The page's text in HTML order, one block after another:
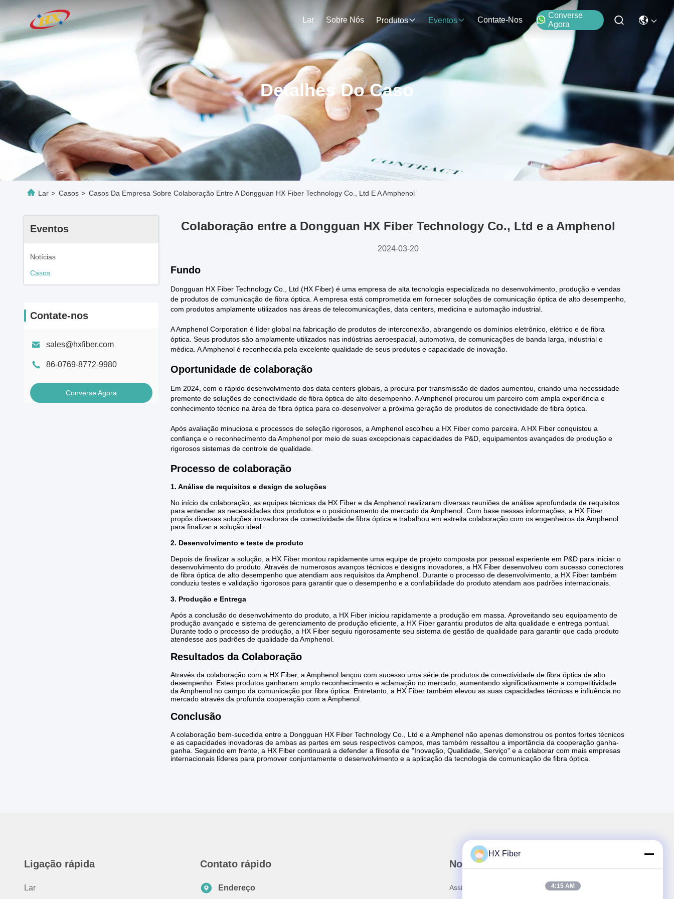
Lar Sobre Nós Produtos Eventos Contate-Nos
Converse
Agora
Detalhes Do Caso
Lar > Casos > Casos Da Empresa Sobre Colaboração Entre A Dongguan HX Fiber Technology Co., Ltd E A Amphenol
Eventos
Notícias
Casos
Contate-nos
sales@hxfiber.com
86-0769-8772-9980
Converse Agora
Colaboração entre a Dongguan HX Fiber Technology Co., Ltd e a Amphenol
2024-03-20
Fundo
Dongguan HX Fiber Technology Co., Ltd (HX Fiber) é uma empresa de alta tecnologia especializada no desenvolvimento, produção e vendas
de produtos de comunicação de fibra óptica. A empresa está comprometida em fornecer soluções de comunicação óptica de alto desempenho,
com produtos amplamente utilizados nas áreas de telecomunicações, data centers, medicina e automação industrial.
A Amphenol Corporation é líder global na fabricação de produtos de interconexão, abrangendo os domínios eletrônico, elétrico e de fibra
óptica. Seus produtos são amplamente utilizados nas indústrias aeroespacial, automotiva, de comunicações de banda larga, industrial e
médica. A Amphenol é reconhecida pela excelente qualidade de seus produtos e capacidade de inovação.
Oportunidade de colaboração
Em 2024, com o rápido desenvolvimento dos data centers globais, a procura por transmissão de dados aumentou, criando uma necessidade
premente de soluções de conectividade de fibra óptica de alto desempenho. A Amphenol procurou um parceiro com ampla experiência e
conhecimento técnico na área de fibra óptica para co-desenvolver a próxima geração de produtos de conectividade de fibra óptica.
Após avaliação minuciosa e processos de seleção rigorosos, a Amphenol escolheu a HX Fiber como parceira. A HX Fiber conquistou a
confiança e o reconhecimento da Amphenol por meio de suas excepcionais capacidades de P&D, equipamentos avançados de produção e
rigorosos sistemas de controle de qualidade.
Processo de colaboração
1. Análise de requisitos e design de soluções
No início da colaboração, as equipes técnicas da HX Fiber e da Amphenol realizaram diversas reuniões de análise aprofundada de requisitos
para entender as necessidades dos produtos e o posicionamento de mercado da Amphenol. Com base nessas informações, a HX Fiber
propôs diversas soluções inovadoras de conectividade de fibra óptica e trabalhou em estreita colaboração com os engenheiros da Amphenol
para finalizar a solução ideal.
2. Desenvolvimento e teste de produto
Depois de finalizar a solução, a HX Fiber montou rapidamente uma equipe de projeto composta por pessoal experiente em P&D para iniciar o
desenvolvimento do produto. Através de numerosos avanços técnicos e designs inovadores, a HX Fiber desenvolveu com sucesso conectores
de fibra óptica de alto desempenho que atendiam aos requisitos da Amphenol. Durante o processo de desenvolvimento, a HX Fiber também
conduziu testes e validação rigorosos para garantir que o desempenho e a confiabilidade do produto atendam aos padrões internacionais.
3. Produção e Entrega
Após a conclusão do desenvolvimento do produto, a HX Fiber iniciou rapidamente a produção em massa. Aproveitando seu equipamento de
produção avançado e sistema de gerenciamento de produção eficiente, a HX Fiber garantiu produtos de alta qualidade e entrega pontual.
Durante todo o processo de produção, a HX Fiber seguiu rigorosamente seu sistema de gestão de qualidade para garantir que cada produto
atendesse aos padrões de qualidade da Amphenol.
Resultados da Colaboração
Através da colaboração com a HX Fiber, a Amphenol lançou com sucesso uma série de produtos de conectividade de fibra óptica de alto
desempenho. Estes produtos ganharam amplo reconhecimento e aclamação no mercado, aumentando significativamente a competitividade
da Amphenol no campo da comunicação por fibra óptica. Entretanto, a HX Fiber também elevou as suas capacidades técnicas e influência no
mercado através da profunda cooperação com a Amphenol.
Conclusão
A colaboração bem-sucedida entre a Dongguan HX Fiber Technology Co., Ltd e a Amphenol não apenas demonstrou os pontos fortes técnicos
e as capacidades inovadoras de ambas as partes em seus respectivos campos, mas também ressaltou a importância da cooperação ganha-
ganha. Seguindo em frente, a HX Fiber continuará a defender a filosofia de "Inovação, Qualidade, Serviço" e a colaborar com mais empresas
internacionais líderes para promover conjuntamente o desenvolvimento e a aplicação da tecnologia de comunicação de fibra óptica.
Ligação rápida
Lar
Contato rápido
Endereço
Nosso boletim informativo
Assine nossa newsletter para descontos e muito mais.
HX Fiber
4:15 AM